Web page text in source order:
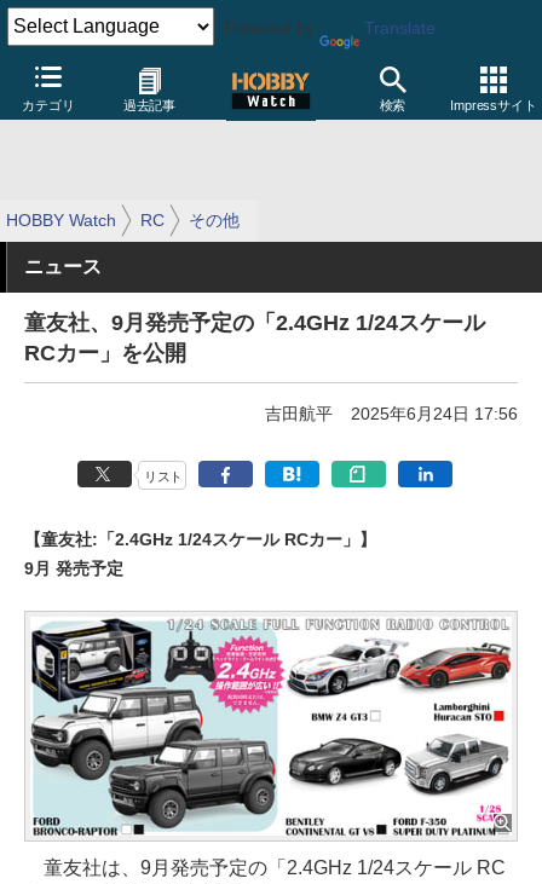
Powered by Translate
カテゴリ 過去記事 検索 Impressサイト
HOBBY Watch RC その他
ニュース
童友社、9月発売予定の「2.4GHz 1/24スケール
RCカー」を公開
吉田航平 2025年6月24日 17:56
リスト
【童友社:「2.4GHz 1/24スケール RCカー」】
9月 発売予定
童友社は、9月発売予定の「2.4GHz 1/24スケール RC